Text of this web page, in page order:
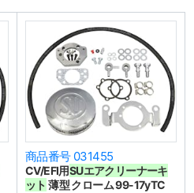
商品番号 031455
CV/EFI用SUエアクリーナーキ
ット 薄型 クローム 99-17yTC